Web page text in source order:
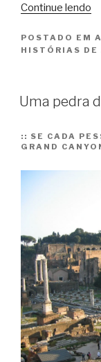
Continue lendo
POSTADO EM
HISTÓRIAS DE
Uma pedra
:: SE CADA
GRAND